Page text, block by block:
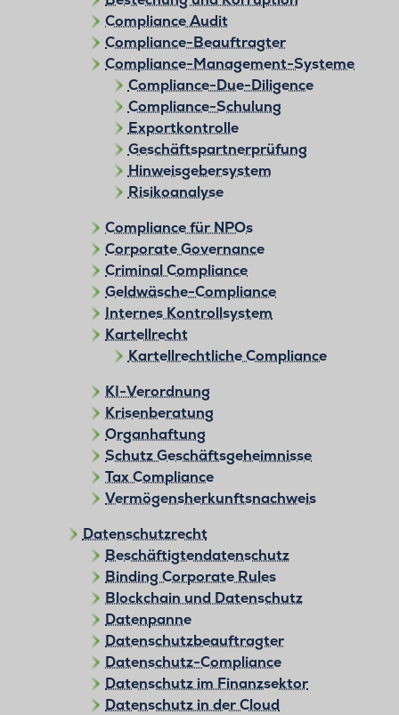
Compliance Audit
Compliance-Beauftragter
Compliance-Management-Systeme
Compliance-Due-Diligence
Compliance-Schulung
Exportkontrolle
Geschäftspartnerprüfung
Hinweisgebersystem
Risikoanalyse
Compliance für NPOs
Corporate Governance
Criminal Compliance
Geldwäsche-Compliance
Internes Kontrollsystem
Kartellrecht
Kartellrechtliche Compliance
KI-Verordnung
Krisenberatung
Organhaftung
Schutz Geschäftsgeheimnisse
Tax Compliance
Vermögensherkunftsnachweis
Datenschutzrecht
Beschäftigtendatenschutz
Binding Corporate Rules
Blockchain und Datenschutz
Datenpanne
Datenschutzbeauftragter
Datenschutz-Compliance
Datenschutz im Finanzsektor
Datenschutz in der Cloud